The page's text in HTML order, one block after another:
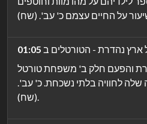
01:05
והפעם חלק ב' משפחת טורטל
שלה לחוויה בלתי נשכחת. כ' עב'.
(שח).